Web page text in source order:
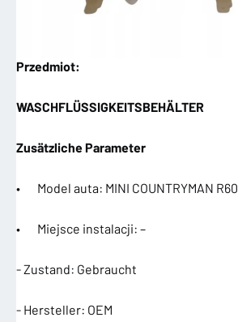
Przedmiot:
WASCHFLÜSSIGKEITSBEHÄLTER
Zusätzliche Parameter
• Model auta: MINI COUNTRYMAN R60
• Miejsce instalacji: –
- Zustand: Gebraucht
- Hersteller: OEM